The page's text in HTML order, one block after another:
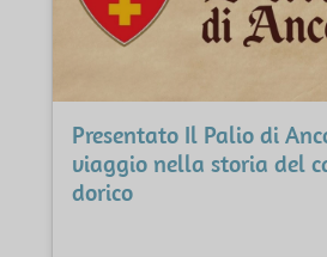
Presentato Il Palio di
viaggio nella storia del
dorico